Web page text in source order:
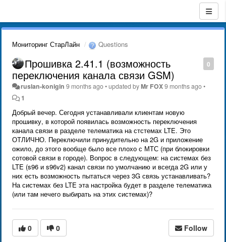
Мониторинг СтарЛайн Questions
0
Прошивка 2.41.1 (возможность
переключения канала связи GSM)
ruslan-konigin 9 months ago•updated byMr FOX9 months ago•
1
Добрый вечер. Сегодня устанавливали клиентам новую
прошивку, в которой появилась возможность переключения
канала связи в разделе телематика на стстемах LTE. Это
ОТЛИЧНО. Переключили принудительно на 2G и приложение
ожило, до этого вообще было все плохо с МТС (при блокировки
сотовой связи в городе). Вопрос в следующем: на системах без
LTE (s96 и s96v2) канал связи по умолчанию и всегда 2G или у
них есть возможность пытаться через 3G связь устанавливать?
На системах без LTE эта настройка будет в разделе телематика
(или там нечего выбирать на этих системах)?
0 0 Follow